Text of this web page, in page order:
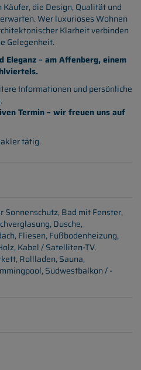
die Design, Qualität und
Wer luxuriöses Wohnen
Klarheit verbinden
Gelegenheit.
Eleganz – am Affenberg, einem
Informationen und persönliche
Termin – wir freuen uns auf
tätig.
Sonnenschutz Bad mit Fenster
Dusche
Fliesen Fußbodenheizung
Kabel / Satelliten-TV
Rollladen Sauna
Südwestbalkon / -